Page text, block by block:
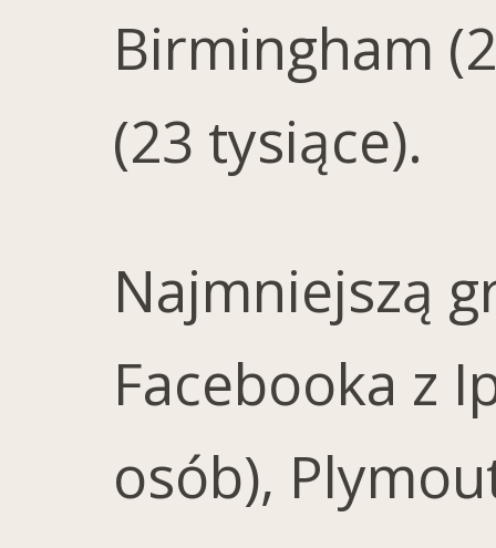
Birmingham
(23 tysiące).
Najmniejszą
Facebooka z
osób),